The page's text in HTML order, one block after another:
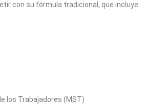
con su fórmula tradicional, que incluye
los Trabajadores (MST)